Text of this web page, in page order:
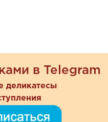
в Telegram
деликатесы